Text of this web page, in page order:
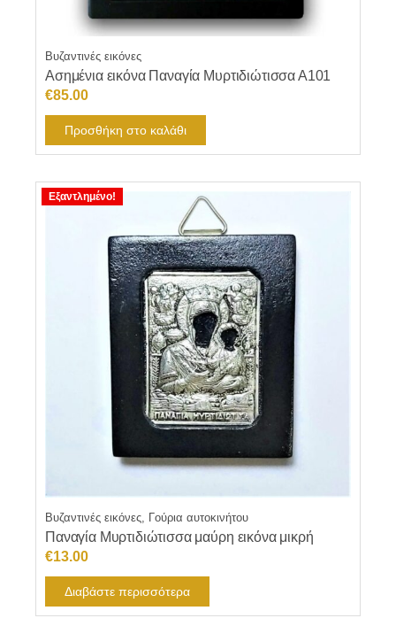
Βυζαντινές εικόνες
Ασημένια εικόνα Παναγία Μυρτιδιώτισσα Α101
€85.00
Προσθήκη στο καλάθι
Εξαντλημένο!
Βυζαντινές εικόνες, Γούρια αυτοκινήτου
Παναγία Μυρτιδιώτισσα μαύρη εικόνα μικρή
€13.00
Διαβάστε περισσότερα